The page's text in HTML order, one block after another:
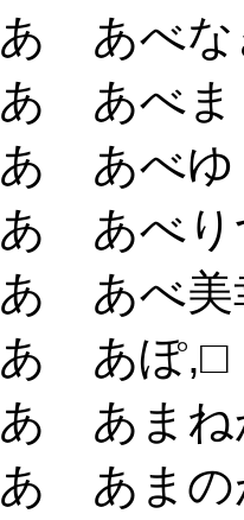
あ あべな
あ あべま
あ あべゆ
あ あべり
あ あべ美
あ あぽ,□
あ あまね
あ あまの